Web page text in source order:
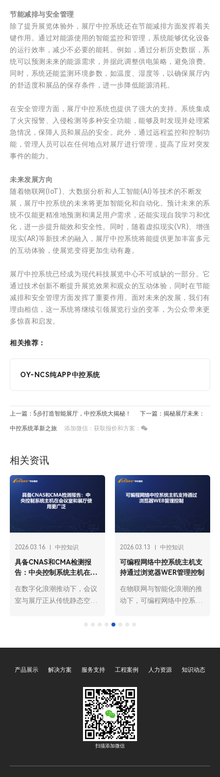
节能减排与安全管理
除了提升展览体验外，展厅中控系统还在节能减排方面发挥着关
键作用。通过对能源使用的智能监控和管理，系统能够优化设备
的运行效率，减少不必要的能耗。例如，通过分析历史数据，系
统可以预测未来的能源需求，并据此调整供电策略，避免浪费。
同时，系统还能监测环境参数，如温度、湿度等，以确保展厅内
的舒适度和展品的保存条件，进一步降低能源消耗。
在安全管理方面，展厅中控系统也提供了强大的支持。系统集成
了火灾报警、入侵检测等多种安全功能，能够及时发现并处理紧
急情况，保障人员和展品的安全。此外，通过远程监控和控制功
能，管理人员可以在任何地点对展厅进行管理，提高了应对突发
事件的能力。
未来发展方向
随着物联网(IoT)、大数据分析和人工智能(AI)等技术的不断发
展，展厅中控系统的未来将更加智能化和自动化。预计未来的系
统不仅能更精准地预测和满足用户需求，还能实现自我学习和优
化，进一步提升能效和安全性。同时，随着虚拟现实(VR)、增强
现实(AR)等新技术的融入，展厅中控系统将能提供更加丰富多元
的互动体验，使展览变得更加生动有趣。
展厅中控系统已经成为现代科技展览中心不可或缺的一部分。它
通过技术创新不断提升展览效果和观众的互动体验，同时在节能
减排和安全管理方面发挥了重要作用。面对未来的发展，我们有
理由相信，这一系统将继续引领展览行业的变革，为公众带来更
多惊喜和启发。
相关推荐：
OY-NCS纯APP中控系统
上一篇：5步打造智能展厅，中控系统大揭秘！ 下一篇：揭秘展厅未来：
中控系统革新之旅 添加微信：获取报价和方案：
相关资讯
2026.03.16 中控知识
具备CNAS和CMA检测报
告：中央控制系统主机在会
在数字化浪潮推动下，会议
室与展厅正从传统静态空间
优势，成为两大场景的必备
合格评定国家认可委员会）
重检测报告的中央控制系统
主机，因在质量、性能、合
规性上更具保障，已成为市
场主流选择，使用范围远超
普通无认证产品，深度赋能
式展示。
2026.03.13 中控知识
可编程网络中控系统主机支
持通过浏览器WER管理控制
在物联网与智能化浪潮的推
动下，可编程网络中控系统
协同、指令下发、状态监控
过浏览器WEB管理控制是该
打破了传统C/S架构的操作
局限，依托B/S架构的优
势，实现了跨终端、跨地域
的便捷管控，大幅降低了操
作门槛，提升了系统运维效
的重要技术支撑。
产品展示 解决方案 服务支持 工程案例 人力资源 知识动态
扫描添加微信